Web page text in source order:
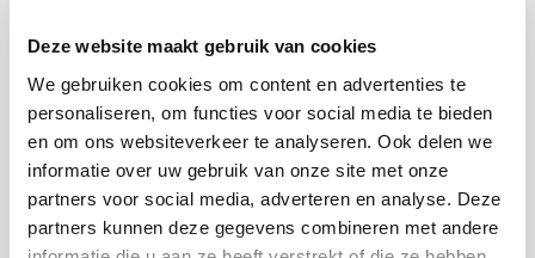
Deze website maakt gebruik van cookies
We gebruiken cookies om content en advertenties te
personaliseren, om functies voor social media te bieden
en om ons websiteverkeer te analyseren. Ook delen we
informatie over uw gebruik van onze site met onze
partners voor social media, adverteren en analyse. Deze
partners kunnen deze gegevens combineren met andere
Plaats een review
Vergelijkbare uitjes